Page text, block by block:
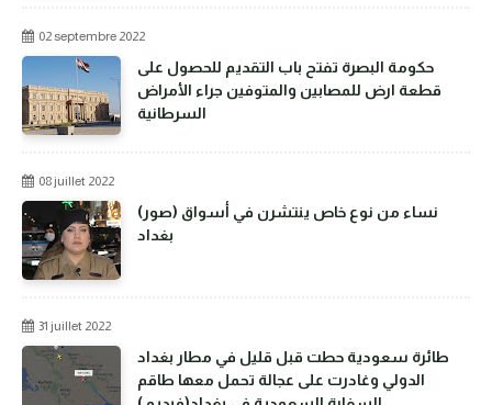
02 septembre 2022
حكومة البصرة تفتح باب التقديم للحصول على
قطعة ارض للمصابين والمتوفين جراء الأمراض
السرطانية
08 juillet 2022
(صور) نساء من نوع خاص ينتشرن في أسواق
بغداد
31 juillet 2022
طائرة سعودية حطت قبل قليل في مطار بغداد
الدولي وغادرت على عجالة تحمل معها طاقم